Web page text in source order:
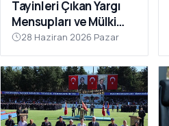
Tayinleri Çıkan Yargı
Mensupları ve Mülki
İdare Amirlerine Veda
Yemeği
28 Haziran 2026 Pazar